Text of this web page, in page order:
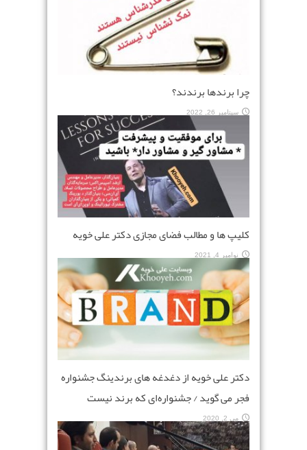
چرا برندها برندند؟
سپتامبر 26, 2022
کلیپ ها و مطالب فضای مجازی دکتر علی خویه
نوامبر 4, 2021
دکتر علی خویه از دغدغه‌ های برندینگ جشنواره
فجر می‌ گوید / جشنواره‌ای که برند نیست
می 2, 2020